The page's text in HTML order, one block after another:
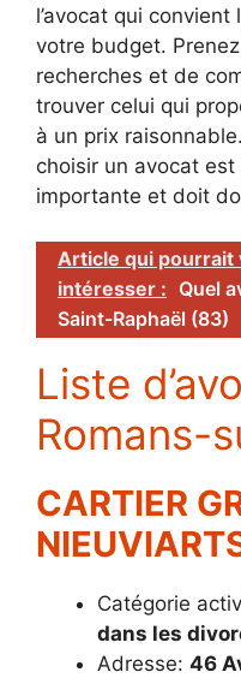
l’avocat qui
votre budget.
recherches et de
trouver celui qui
à un prix
choisir un avocat
importante et doit
Article qui pourrait
intéresser : Quel
Saint-Raphaël (83)
Liste
Romans-
CARTIER
Catégorie
dans les
Adresse: 46